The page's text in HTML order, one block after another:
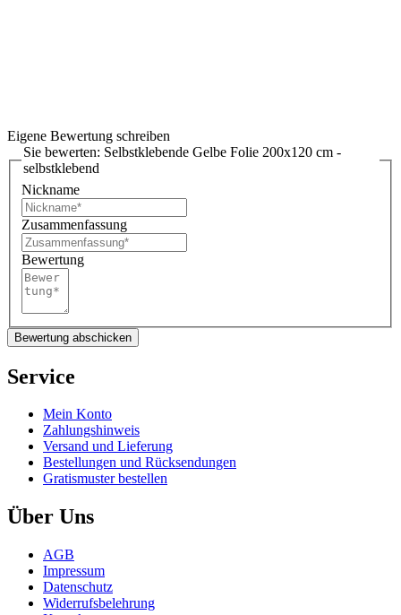
Eigene Bewertung schreiben
Sie bewerten: Selbstklebende Gelbe Folie 200x120 cm -
selbstklebend
Nickname
Zusammenfassung
Bewertung
Bewertung abschicken
Service
Mein Konto
Zahlungshinweis
Versand und Lieferung
Bestellungen und Rücksendungen
Gratismuster bestellen
Über Uns
AGB
Impressum
Datenschutz
Widerrufsbelehrung